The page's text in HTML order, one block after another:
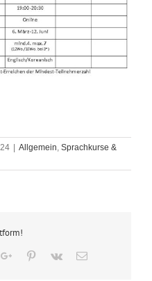
| Allgemein, Sprachkurse &
Google+Pinterest
Vk Email